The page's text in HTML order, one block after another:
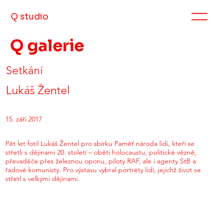
Q studio
Q galerie
Setkání
Lukáš Žentel
15. září 2017
Pět let fotil Lukáš Žentel pro sbírku Paměť národa lidi, kteří se
střetli s dějinami 20. století – oběti holocaustu, politické vězně,
převaděče přes železnou oponu, piloty RAF, ale i agenty StB a
řadové komunisty. Pro výstavu vybral portréty lidí, jejichž život se
střetl s velkými dějinami.